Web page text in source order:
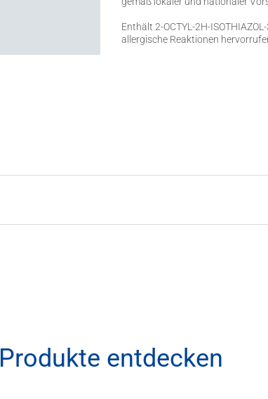
Enthält 2-OCTYL-2H-
allergische Reaktionen
Produkte entdecken